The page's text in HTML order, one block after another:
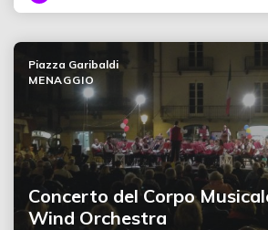
Concerto del Corpo
Wind Orchestra
Piazza Garibaldi
MENAGGIO